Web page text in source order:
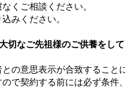
くご相談ください。
みください。
切なご先祖様のご供養をし
の意思表示が合致すること
で契約する前には必ず条件